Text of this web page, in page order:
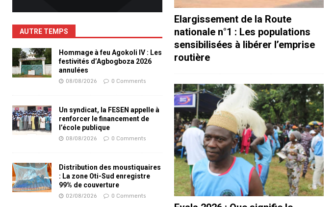
AUTRE TEMPS
Hommage à feu Agokoli IV : Les
festivités d’Agbogboza 2026
annulées
08/08/2026 0 Comments
Un syndicat, la FESEN appelle à
renforcer le financement de
l’école publique
08/08/2026 0 Comments
Distribution des moustiquaires
: La zone Oti-Sud enregistre
99% de couverture
02/08/2026 0 Comments
Elargissement de la Route
nationale n°1 : Les populations
sensibilisées à libérer l’emprise
routière